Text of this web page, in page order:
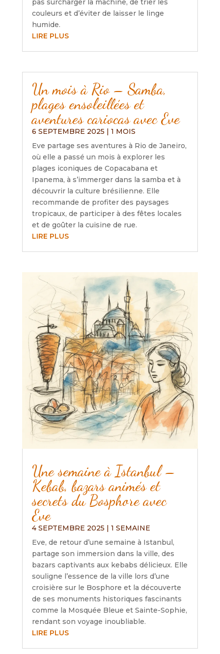
pas surcharger la machine, de trier les
couleurs et d’éviter de laisser le linge
humide.
LIRE PLUS
Un mois à Rio – Samba,
plages ensoleillées et
aventures cariocas avec Eve
6 SEPTEMBRE 2025 | 1 MOIS
Eve partage ses aventures à Rio de Janeiro,
où elle a passé un mois à explorer les
plages iconiques de Copacabana et
Ipanema, à s’immerger dans la samba et à
découvrir la culture brésilienne. Elle
recommande de profiter des paysages
tropicaux, de participer à des fêtes locales
et de goûter la cuisine de rue.
LIRE PLUS
Une semaine à Istanbul –
Kebab, bazars animés et
secrets du Bosphore avec
Eve
4 SEPTEMBRE 2025 | 1 SEMAINE
Eve, de retour d’une semaine à Istanbul,
partage son immersion dans la ville, des
bazars captivants aux kebabs délicieux. Elle
souligne l’essence de la ville lors d’une
croisière sur le Bosphore et la découverte
de ses monuments historiques fascinants
comme la Mosquée Bleue et Sainte-Sophie,
rendant son voyage inoubliable.
LIRE PLUS